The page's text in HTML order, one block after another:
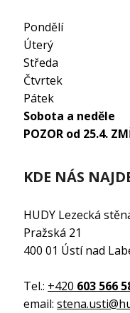
Pondělí
Úterý
Středa
Čtvrtek
Pátek
Sobota a neděle
POZOR od 25.4.
KDE NÁS
HUDY Lezecká
Pražská 21
400 01 Ústí nad
Tel.: +420 603 566
email: